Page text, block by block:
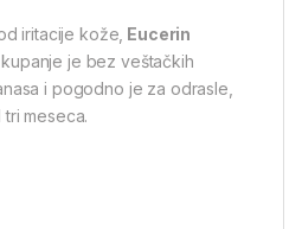
iritacije kože, Eucerin
je bez veštačkih
i pogodno je za odrasle,
meseca.